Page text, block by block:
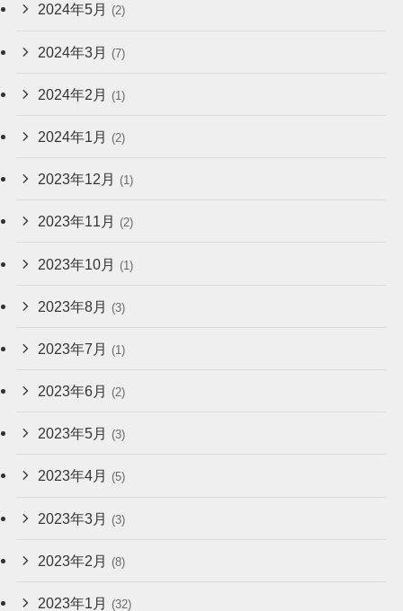
2024年5月 (2)
2024年3月 (7)
2024年2月 (1)
2024年1月 (2)
2023年12月 (1)
2023年11月 (2)
2023年10月 (1)
2023年8月 (3)
2023年7月 (1)
2023年6月 (2)
2023年5月 (3)
2023年4月 (5)
2023年3月 (3)
2023年2月 (8)
2023年1月 (32)